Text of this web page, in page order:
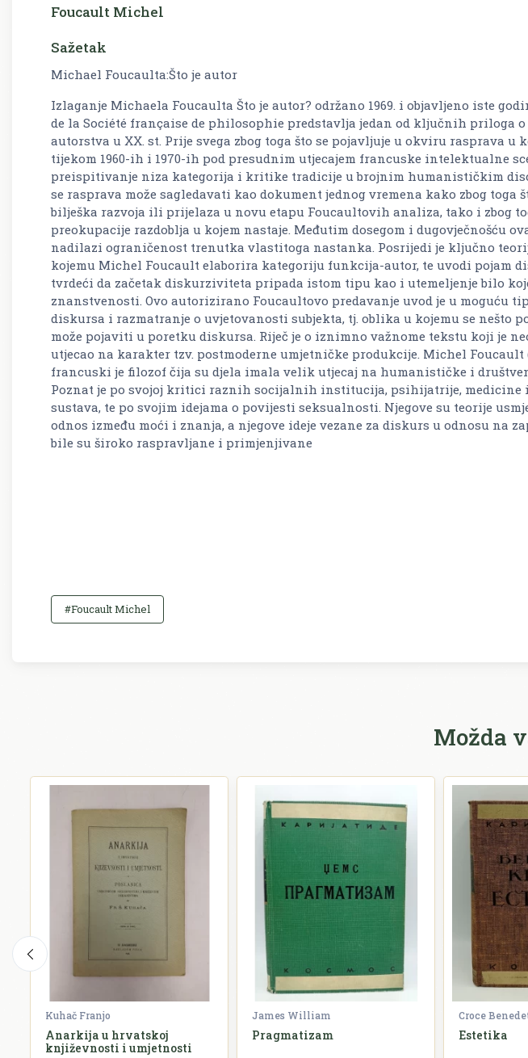
Foucault Michel
Sažetak
Michael Foucaulta:Što je autor
Izlaganje Michaela Foucaulta Što je autor? održano 1969. i objavljeno iste
de la Société française de philosophie predstavlja jedan od ključnih priloga
autorstva u XX. st. Prije svega zbog toga što se pojavljuje u okviru rasprava u
tijekom 1960-ih i 1970-ih pod presudnim utjecajem francuske intelektualne
preispitivanje niza kategorija i kritike tradicije u brojnim humanističkim
se rasprava može sagledavati kao dokument jednog vremena kako zbog toga
bilješka razvoja ili prijelaza u novu etapu Foucaultovih analiza, tako i zbog
preokupacije razdoblja u kojem nastaje. Međutim dosegom i dugovječnošću
nadilazi ograničenost trenutka vlastitoga nastanka. Posrijedi je ključno
kojemu Michel Foucault elaborira kategoriju funkcija-autor, te uvodi pojam
tvrdeći da začetak diskurziviteta pripada istom tipu kao i utemeljenje bilo
znanstvenosti. Ovo autorizirano Foucaultovo predavanje uvod je u moguću
diskursa i razmatranje o uvjetovanosti subjekta, tj. oblika u kojemu se nešto
može pojaviti u poretku diskursa. Riječ je o iznimno važnome tekstu koji je
utjecao na karakter tzv. postmoderne umjetničke produkcije. Michel Foucault
francuski je filozof čija su djela imala velik utjecaj na humanističke i
Poznat je po svojoj kritici raznih socijalnih institucija, psihijatrije, medicine
sustava, te po svojim idejama o povijesti seksualnosti. Njegove su teorije
odnos između moći i znanja, a njegove ideje vezane za diskurs u odnosu na
bile su široko raspravljane i primjenjivane
#Foucault Michel
Možda
Kuhač Franjo
Anarkija u hrvatskoj
književnosti i umjetnosti
James William
Pragmatizam
Croce
Estetika